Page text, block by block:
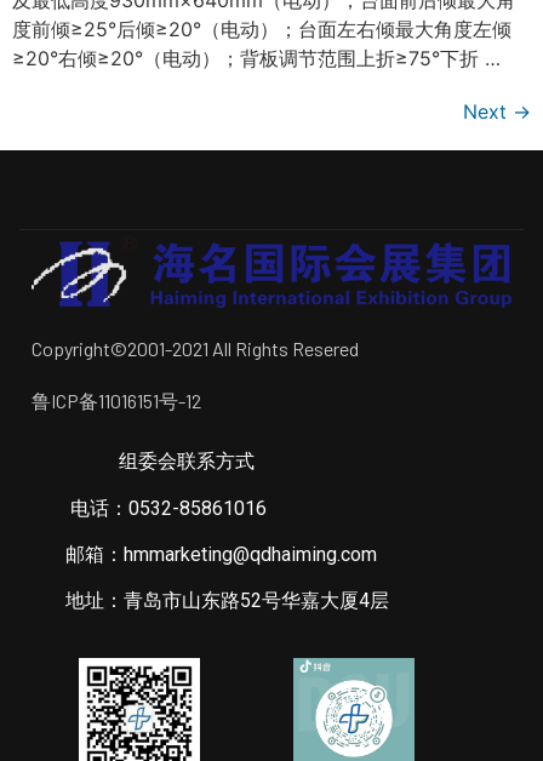
度前倾≥25°后倾≥20°（电动）；台面左右倾最大角度左倾
≥20°右倾≥20°（电动）；背板调节范围上折≥75°下折 …
Next →
Copyright©2001-2021 All Rights Resered
鲁ICP备11016151号-12
组委会联系方式
电话：0532-85861016
邮箱：hmmarketing@qdhaiming.com
地址：青岛市山东路52号华嘉大厦4层